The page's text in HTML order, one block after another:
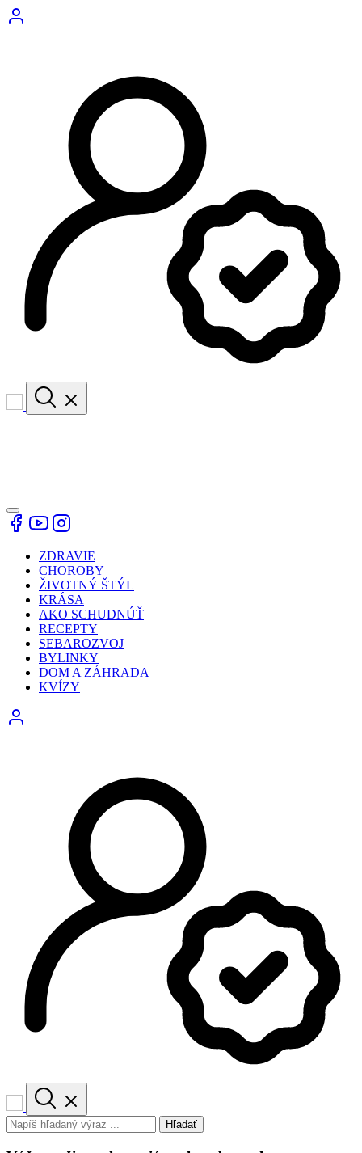
ZDRAVIE
CHOROBY
ŽIVOTNÝ ŠTÝL
KRÁSA
AKO SCHUDNÚŤ
RECEPTY
SEBAROZVOJ
BYLINKY
DOM A ZÁHRADA
KVÍZY
Hľadať